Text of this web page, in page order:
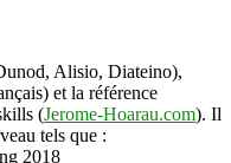
Alisio, Diateino),
et la référence
(Jerome-Hoarau.com). Il
tels que :
2018